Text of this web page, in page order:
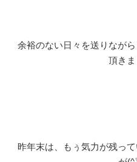
余裕のない日々を送りなが
頂きま
昨年末は、もぅ気力が残っ